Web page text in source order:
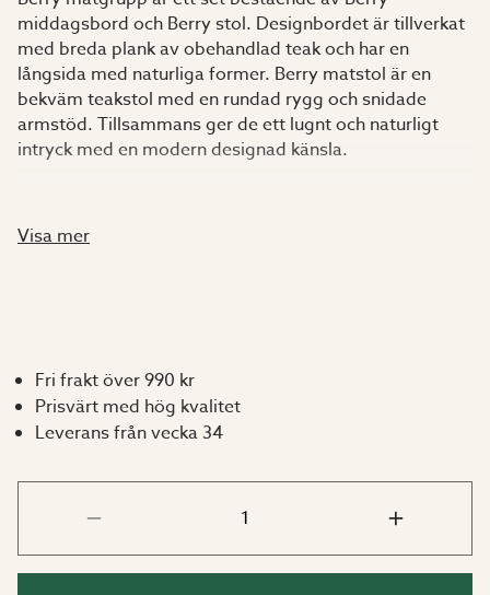
middagsbord och Berry stol. Designbordet är tillverkat
med breda plank av obehandlad teak och har en
långsida med naturliga former. Berry matstol är en
bekväm teakstol med en rundad rygg och snidade
armstöd. Tillsammans ger de ett lugnt och naturligt
intryck med en modern designad känsla.
I paketet ingår:
1 x Berry Matbord i äkta premiumteak
Mått:
Visa mer
Fri frakt över 990 kr
Prisvärt med hög kvalitet
Leverans från vecka 34